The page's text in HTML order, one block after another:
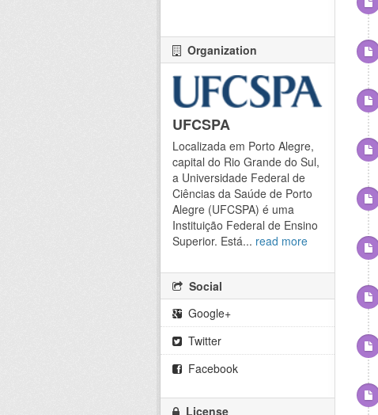
Organization
UFCSPA
Localizada em Porto Alegre,
capital do Rio Grande do Sul,
a Universidade Federal de
Ciências da Saúde de Porto
Alegre (UFCSPA) é uma
Instituição Federal de Ensino
Superior. Está... read more
Social
Google+
Twitter
Facebook
License